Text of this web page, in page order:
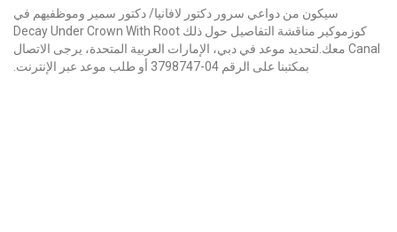
سيكون من دواعي سرور دكتور لافانيا/ دكتور سمير وموظفيهم في
كوزموكير مناقشة التفاصيل حول ذلك Decay Under Crown With Root
Canal معك.لتحديد موعد في دبي، الإمارات العربية المتحدة، يرجى الاتصال
بمكتبنا على الرقم 04-3798747 أو طلب موعد عبر الإنترنت.